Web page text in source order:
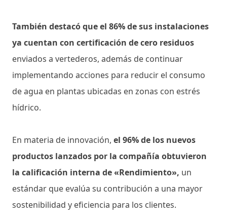
También destacó que el 86% de sus instalaciones
ya cuentan con certificación de cero residuos
enviados a vertederos, además de continuar
implementando acciones para reducir el consumo
de agua en plantas ubicadas en zonas con estrés
hídrico.
En materia de innovación, el 96% de los nuevos
productos lanzados por la compañía obtuvieron
la calificación interna de «Rendimiento», un
estándar que evalúa su contribución a una mayor
sostenibilidad y eficiencia para los clientes.